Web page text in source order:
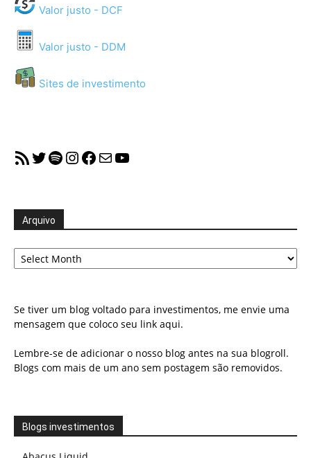
Valor justo - DCF
Valor justo - DDM
Sites de investimento
RSS FeedTwitter
Spotify
Instagram
Facebook
MailYouTube
Arquivo
Arquivo
Se tiver um blog voltado para investimentos, me envie uma
mensagem que coloco seu link aqui.
Lembre-se de adicionar o nosso blog antes na sua blogroll.
Blogs com mais de um ano sem postagem são removidos.
Blogs investimentos